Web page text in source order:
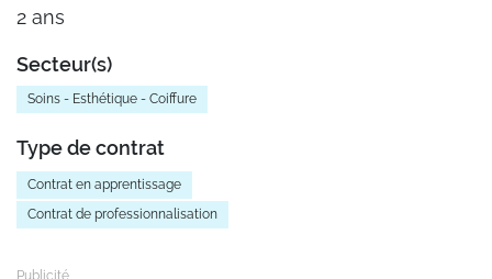
2 ans
Secteur(s)
Soins - Esthétique - Coiffure
Type de contrat
Contrat en apprentissage
Contrat de professionnalisation